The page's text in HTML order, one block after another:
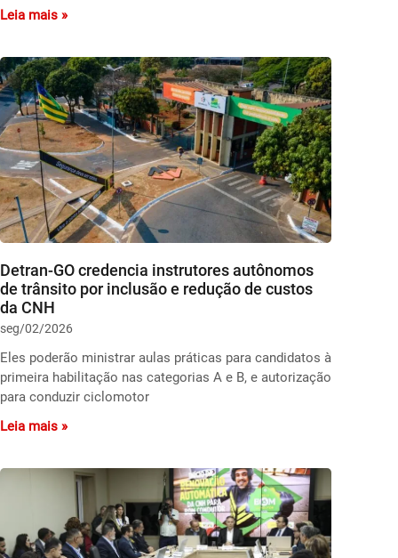
Leia mais »
Detran-GO credencia instrutores autônomos
de trânsito por inclusão e redução de custos
da CNH
seg/02/2026
Eles poderão ministrar aulas práticas para candidatos à
primeira habilitação nas categorias A e B, e autorização
para conduzir ciclomotor
Leia mais »